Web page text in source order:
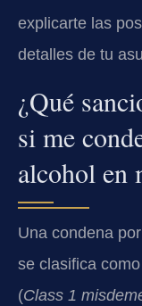
explicarte las
detalles de tu
¿Qué
si me
alcohol en
Una condena
se clasifica
(Class 1